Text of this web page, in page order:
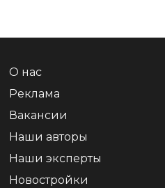
О нас
Реклама
Вакансии
Наши авторы
Наши эксперты
Новостройки